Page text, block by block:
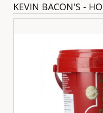
KEVIN BACON'S -